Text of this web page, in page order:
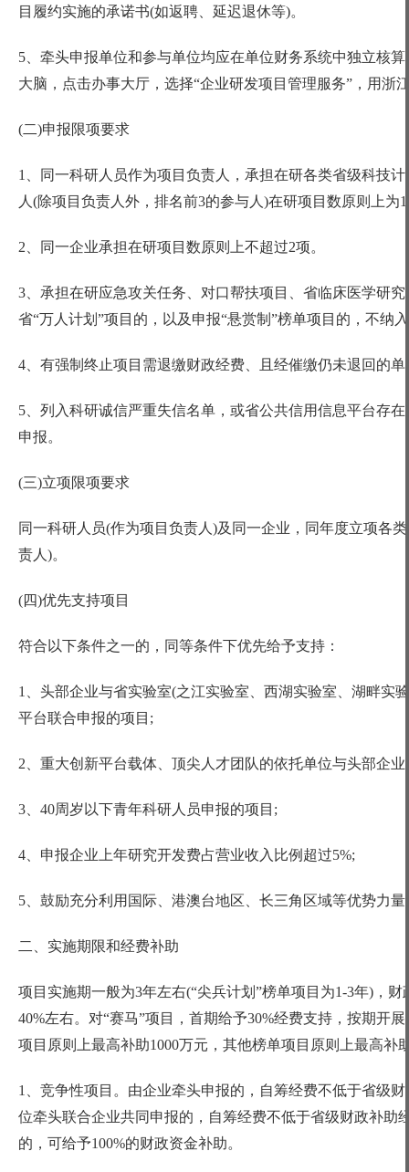
目履约实施的承诺书(如返聘、延迟退休等)。
5、牵头申报单位和参与单位均应在单位财务系统中独立核
大脑，点击办事大厅，选择“企业研发项目管理服务”，用浙
(二)申报限项要求
1、同一科研人员作为项目负责人，承担在研各类省级科技
人(除项目负责人外，排名前3的参与人)在研项目数原则上为
2、同一企业承担在研项目数原则上不超过2项。
3、承担在研应急攻关任务、对口帮扶项目、省临床医学研
省“万人计划”项目的，以及申报“悬赏制”榜单项目的，不纳
4、有强制终止项目需退缴财政经费、且经催缴仍未退回的
5、列入科研诚信严重失信名单，或省公共信用信息平台存
申报。
(三)立项限项要求
同一科研人员(作为项目负责人)及同一企业，同年度立项各
责人)。
(四)优先支持项目
符合以下条件之一的，同等条件下优先给予支持：
1、头部企业与省实验室(之江实验室、西湖实验室、湖畔实
平台联合申报的项目;
2、重大创新平台载体、顶尖人才团队的依托单位与头部企
3、40周岁以下青年科研人员申报的项目;
4、申报企业上年研究开发费占营业收入比例超过5%;
5、鼓励充分利用国际、港澳台地区、长三角区域等优势力
二、实施期限和经费补助
项目实施期一般为3年左右(“尖兵计划”榜单项目为1-3年)，
40%左右。对“赛马”项目，首期给予30%经费支持，按期开
项目原则上最高补助1000万元，其他榜单项目原则上最高补
1、竞争性项目。由企业牵头申报的，自筹经费不低于省级
位牵头联合企业共同申报的，自筹经费不低于省级财政补
的，可给予100%的财政资金补助。